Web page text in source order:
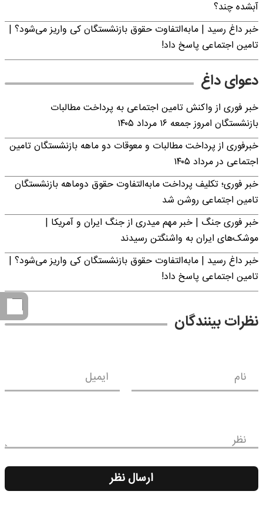
آبشده چند؟
خبر داغ رسید | مابه‌التفاوت حقوق بازنشستگان کی واریز می‌شود؟ |
تامین اجتماعی پاسخ داد!
دعوای داغ
خبر فوری از واکنش تامین اجتماعی به پرداخت مطالبات
بازنشستگان امروز جمعه ۱۶ مرداد ۱۴۰۵
خبرفوری از پرداخت مطالبات و معوقات دو ماهه بازنشستگان تامین
اجتماعی در مرداد ۱۴۰۵
خبر فوری؛ تکلیف پرداخت مابه‌التفاوت حقوق دوماهه بازنشستگان
تامین اجتماعی روشن شد
خبر فوری جنگ | خبر مهم میدری از جنگ ایران و آمریکا |
موشک‌های ایران به واشنگتن رسیدند
خبر داغ رسید | مابه‌التفاوت حقوق بازنشستگان کی واریز می‌شود؟ |
تامین اجتماعی پاسخ داد!
نظرات بینندگان
نام ایمیل
نظر
ارسال نظر